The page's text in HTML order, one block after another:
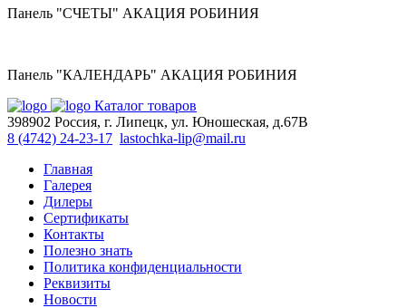
Панель "СЧЕТЫ" АКАЦИЯ РОБИНИЯ
Панель "КАЛЕНДАРЬ" АКАЦИЯ РОБИНИЯ
Каталог товаров
398902 Россия, г. Липецк, ул. Юношеская, д.67В
8 (4742) 24-23-17 lastochka-lip@mail.ru
Главная
Галерея
Дилеры
Сертификаты
Контакты
Полезно знать
Политика конфиденциальности
Реквизиты
Новости